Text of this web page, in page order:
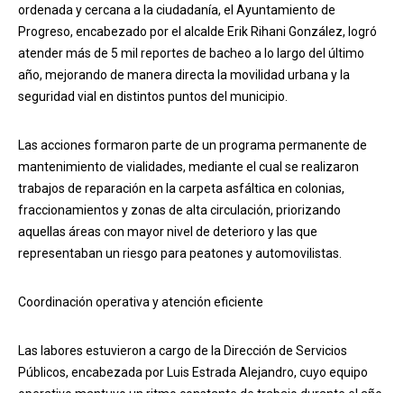
ordenada y cercana a la ciudadanía, el Ayuntamiento de
Progreso, encabezado por el alcalde Erik Rihani González, logró
atender más de 5 mil reportes de bacheo a lo largo del último
año, mejorando de manera directa la movilidad urbana y la
seguridad vial en distintos puntos del municipio.
Las acciones formaron parte de un programa permanente de
mantenimiento de vialidades, mediante el cual se realizaron
trabajos de reparación en la carpeta asfáltica en colonias,
fraccionamientos y zonas de alta circulación, priorizando
aquellas áreas con mayor nivel de deterioro y las que
representaban un riesgo para peatones y automovilistas.
Coordinación operativa y atención eficiente
Las labores estuvieron a cargo de la Dirección de Servicios
Públicos, encabezada por Luis Estrada Alejandro, cuyo equipo